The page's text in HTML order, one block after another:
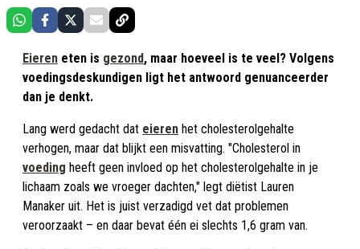
Eieren eten is gezond, maar hoeveel is te veel? Volgens
voedingsdeskundigen ligt het antwoord genuanceerder
dan je denkt.
Lang werd gedacht dat eieren het cholesterolgehalte
verhogen, maar dat blijkt een misvatting. "Cholesterol in
voeding heeft geen invloed op het cholesterolgehalte in je
lichaam zoals we vroeger dachten," legt diëtist Lauren
Manaker uit. Het is juist verzadigd vet dat problemen
veroorzaakt – en daar bevat één ei slechts 1,6 gram van.